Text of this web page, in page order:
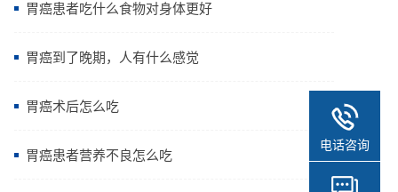
胃癌患者吃什么食物对身体更好
胃癌到了晚期，人有什么感觉
胃癌术后怎么吃
胃癌患者营养不良怎么吃
电话咨询